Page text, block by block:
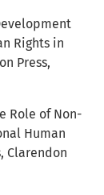
Rights in
Press,
Role of Non-
Human
Clarendon